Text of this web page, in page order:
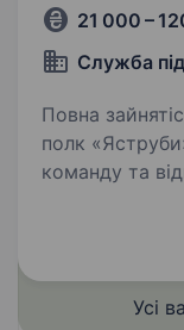
21 000 –
Служба
Повна
полк
команду та
присутність
Усі